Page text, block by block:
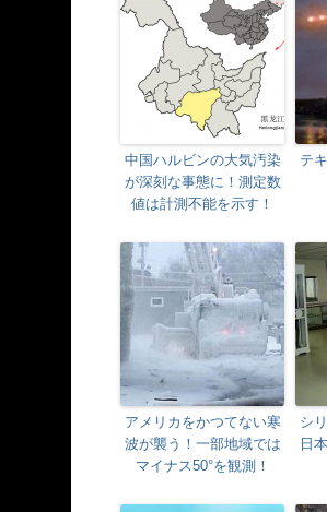
中国ハルビンの大気汚染
が深刻な事態に！測定数
値は計測不能を示す！
テ
アメリカをかつてない寒
波が襲う！一部地域では
マイナス50°を観測！
シ
日